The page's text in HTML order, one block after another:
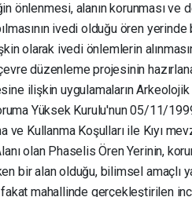
önlenmesi, alanın korunması ve
ivedi olduğu ören
olarak ivedi önlemlerin
düzenleme projesinin
ilişkin uygulamaların Arkeolojik
Yüksek Kurulu'nun 05/11/
ve Kullanma Koşulları ile Kıyı
olan Phaselis Ören Yerinin,
bir alan olduğu, bilimsel amaçlı
mahallinde gerçekleştirilen